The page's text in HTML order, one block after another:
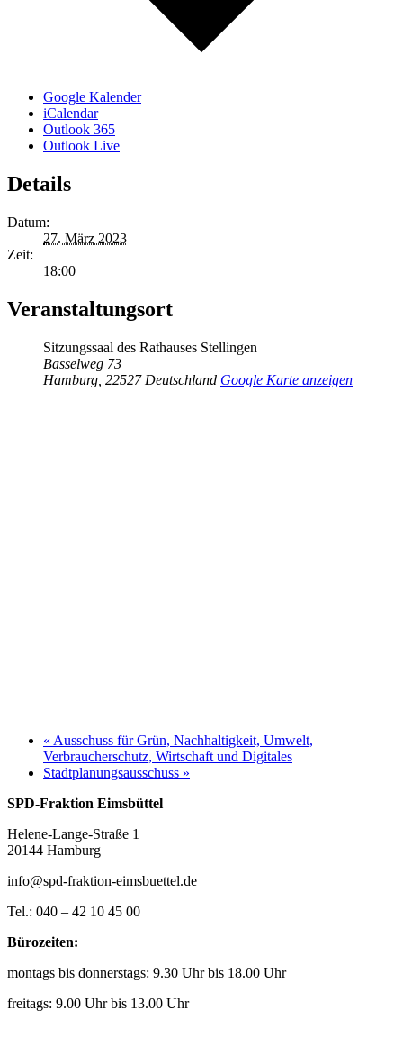
Google Kalender
iCalendar
Outlook 365
Outlook Live
Details
Datum:
27. März 2023
Zeit:
18:00
Veranstaltungsort
Sitzungssaal des Rathauses Stellingen
Basselweg 73
Hamburg 22527 Deutschland Google Karte anzeigen
« Ausschuss für Grün, Nachhaltigkeit, Umwelt,
Verbraucherschutz, Wirtschaft und Digitales
Stadtplanungsausschuss »
SPD-Fraktion Eimsbüttel
Helene-Lange-Straße 1
20144 Hamburg
info@spd-fraktion-eimsbuettel.de
Tel.: 040 – 42 10 45 00
Bürozeiten:
montags bis donnerstags: 9.30 Uhr bis 18.00 Uhr
freitags: 9.00 Uhr bis 13.00 Uhr